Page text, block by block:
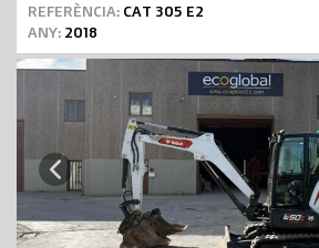
REFERÈNCIA: CAT 305 E2
ANY: 2018
Previous